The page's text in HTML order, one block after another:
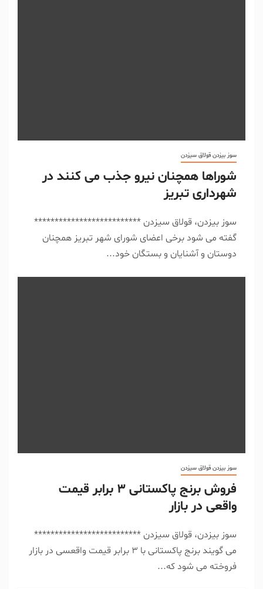
سوز بیزدن قولاق سیزدن
شوراها همچنان نیرو جذب می کنند در
شهرداری تبریز
سوز بیزدن، قولاق سیزدن **************************
گفته می شود برخی اعضای شورای شهر تبریز همچنان
دوستان و آشنایان و بستگان خود...
سوز بیزدن قولاق سیزدن
فروش برنج پاکستانی ۳ برابر قیمت
واقعی در بازار
سوز بیزدن، قولاق سیزدن **************************
می گویند برنج پاکستانی با 3 برابر قیمت واقعسی در بازار
فروخته می شود که...